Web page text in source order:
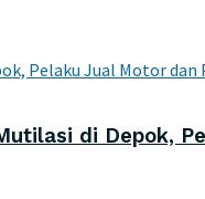
di Depok,